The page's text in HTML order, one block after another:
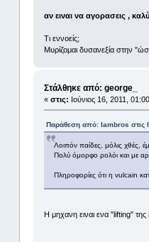
αν ειναι να αγορασεις ,
Τι εννοείς;
Μυρίζομαι δυσανεξία στην
Στάλθηκε από: george_
« στις: Ιούνιος 16, 2011,
Παράθεση από: lambros στις
Λοιπόν παίδες, μόλις χθές,
Πολύ όμορφο ρολόι και με
Πληροφορίες ότι η vulcain
Η μηχανη ειναι ενα "lifting" της